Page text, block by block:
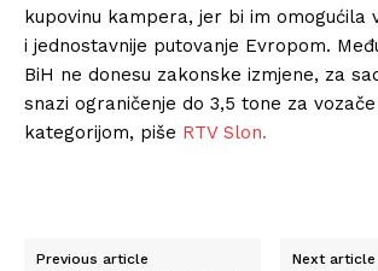
kupovinu kampera, jer bi im omogućila
i jednostavnije putovanje Evropom.
BiH ne donesu zakonske izmjene, za
snazi ograničenje do 3,5 tone za
kategorijom, piše RTV Slon.
Previous article Next article